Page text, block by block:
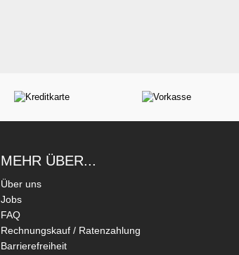
MEHR ÜBER...
Über uns
Jobs
FAQ
Rechnungskauf / Ratenzahlung
Barrierefreiheit